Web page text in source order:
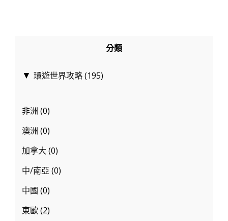
家
分類
▼ 環遊世界攻略(195)
非洲 (0)
澳洲 (0)
加拿大 (0)
中/南亞 (0)
中國 (0)
東歐(2)